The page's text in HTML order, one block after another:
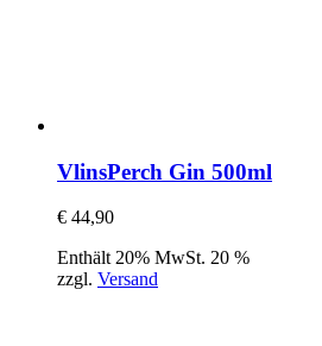
VlinsPerch Gin 500ml
€ 44,90
Enthält 20% MwSt. 20 %
zzgl. Versand